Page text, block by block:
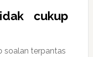
cukup
soalan terpantas